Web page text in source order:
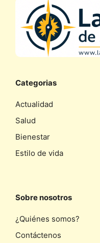
Categorias
Actualidad
Salud
Bienestar
Estilo de vida
Sobre nosotros
¿Quiénes somos?
Contáctenos